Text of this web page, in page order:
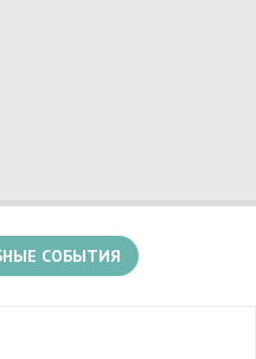
СОБЫТИЯ